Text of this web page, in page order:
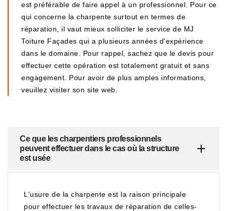
est préférable de faire appel à un professionnel. Pour ce
qui concerne la charpente surtout en termes de
réparation, il vaut mieux solliciter le service de MJ
Toiture Façades qui a plusieurs années d'expérience
dans le domaine. Pour rappel, sachez que le devis pour
effectuer cette opération est totalement gratuit et sans
engagement. Pour avoir de plus amples informations,
veuillez visiter son site web.
Ce que les charpentiers professionnels
peuvent effectuer dans le cas où la structure
est usée
L'usure de la charpente est la raison principale
pour effectuer les travaux de réparation de celles-